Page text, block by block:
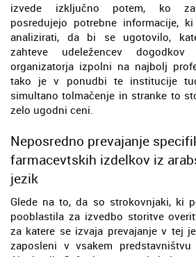
izvede izključno potem, ko
posredujejo potrebne informacije,
analizirati, da bi se ugotovilo,
zahteve udeležencev dogodkov
organizatorja izpolni na najbolj
tako je v ponudbi te institucije
simultano tolmačenje in stranke to
zelo ugodni ceni.
Neposredno prevajanje
farmacevtskih izdelkov iz
jezik
Glede na to, da so strokovnjaki, ki
pooblastila za izvedbo storitve
za katere se izvaja prevajanje v tej
zaposleni v vsakem predstavništvu